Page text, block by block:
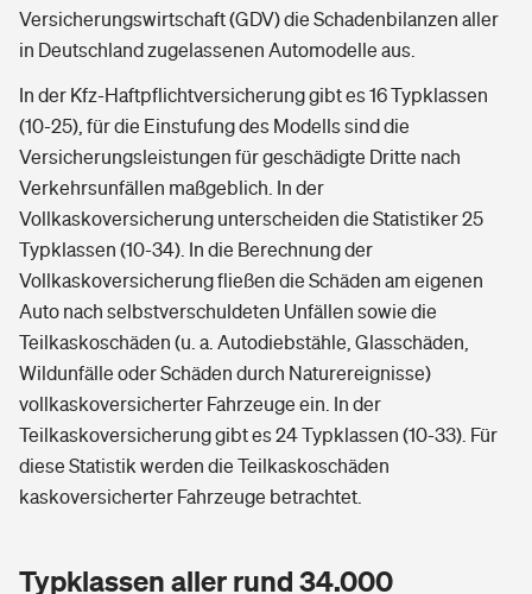
Versicherungswirtschaft (GDV) die Schadenbilanzen aller
in Deutschland zugelassenen Automodelle aus.
In der Kfz-Haftpflichtversicherung gibt es 16 Typklassen
(10-25), für die Einstufung des Modells sind die
Versicherungsleistungen für geschädigte Dritte nach
Verkehrsunfällen maßgeblich. In der
Vollkaskoversicherung unterscheiden die Statistiker 25
Typklassen (10-34). In die Berechnung der
Vollkaskoversicherung fließen die Schäden am eigenen
Auto nach selbstverschuldeten Unfällen sowie die
Teilkaskoschäden (u. a. Autodiebstähle, Glasschäden,
Wildunfälle oder Schäden durch Naturereignisse)
vollkaskoversicherter Fahrzeuge ein. In der
Teilkaskoversicherung gibt es 24 Typklassen (10-33). Für
diese Statistik werden die Teilkaskoschäden
kaskoversicherter Fahrzeuge betrachtet.
Typklassen aller rund 34.000